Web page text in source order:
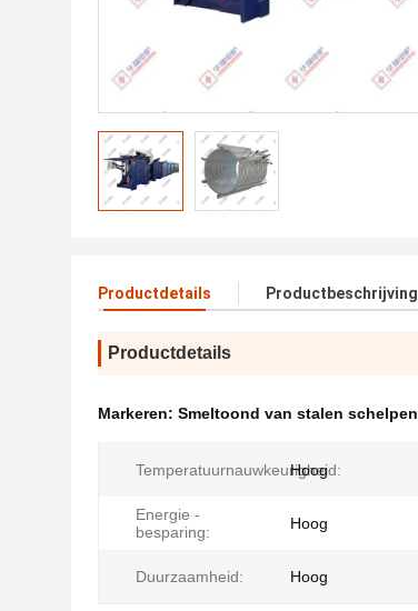
Productdetails Productbeschrijving
Productdetails
Markeren: Smeltoond van stalen schelpen
Temperatuurnauwkeurigheid:
Hoog
Energie -
besparing:
Hoog
Duurzaamheid: Hoog